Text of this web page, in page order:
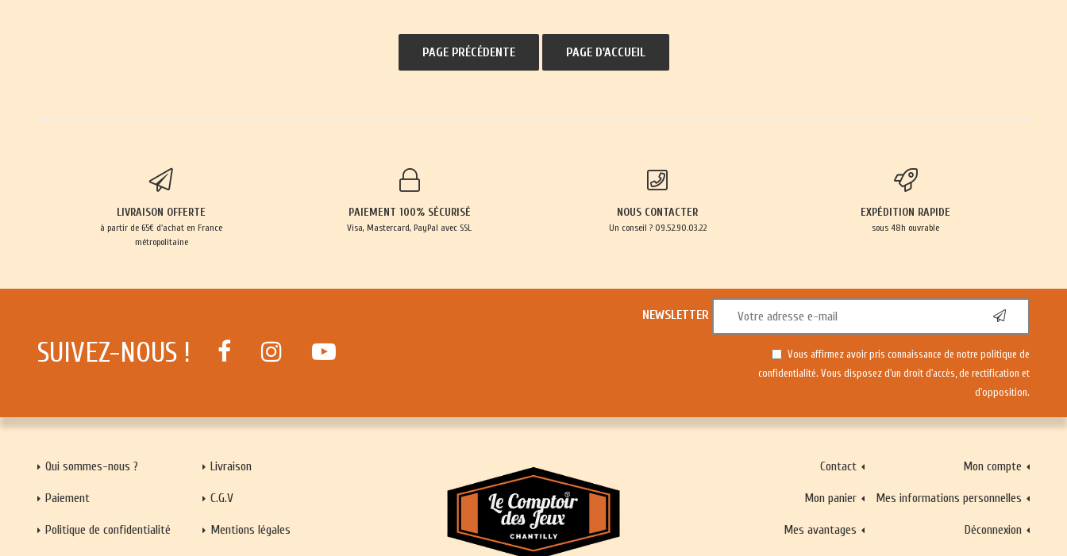
LIVRAISON OFFERTE
à partir de 65€ d'achat en France
métropolitaine
PAIEMENT 100% SÉCURISÉ
Visa, Mastercard, PayPal avec SSL
NOUS CONTACTER
Un conseil ? 09.52.90.03.22
EXPÉDITION RAPIDE
sous 48h ouvrable
SUIVEZ-NOUS !
NEWSLETTER
Vous affirmez avoir pris connaissance de notre politique de
confidentialité. Vous disposez d'un droit d'accès, de rectification et
d'opposition.
Qui sommes-nous ? Livraison
Paiement C.G.V
Politique de confidentialité Mentions légales
Contact Mon compte
Mon panier Mes informations personnelles
Mes avantages Déconnexion